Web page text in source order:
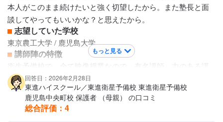
本人がこのまま続けたいと強く切望したから。また塾長と面
談してやってもいいかな？と思えたから。
志望していた学校
東京農工大学 / 鹿児島大学
講師陣の特徴
衛生予備校で、全て映像授業なので、有名講師、力のある講
師の講座を全国どこでも受けられるのはすごいと思う。有名
な林先生は東大講座だけなのはそこは注意だと思う。講師陣
は、実力のある先生たちばかり。また映像授業なので質問が
ある、分からない生徒もいると思うが、そちらに答えるため
もっと見る
回答日：2026年2月28日
東進ハイスクール／東進衛星予備校 東進衛星予備校
鹿児島中央町校 保護者 （母親） の口コミ
総合評価： 4